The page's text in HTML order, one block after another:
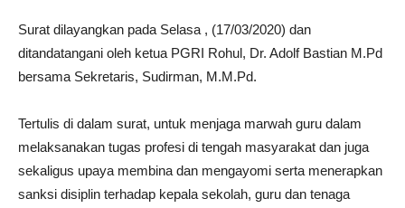
Surat dilayangkan pada Selasa , (17/03/2020) dan
ditandatangani oleh ketua PGRI Rohul, Dr. Adolf Bastian M.Pd
bersama Sekretaris, Sudirman, M.M.Pd.
Tertulis di dalam surat, untuk menjaga marwah guru dalam
melaksanakan tugas profesi di tengah masyarakat dan juga
sekaligus upaya membina dan mengayomi serta menerapkan
sanksi disiplin terhadap kepala sekolah, guru dan tenaga